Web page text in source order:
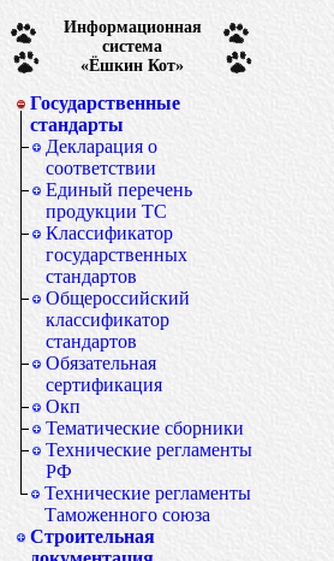
Информационная
система
«Ёшкин Кот»
Государственные
стандарты
Декларация о
соответствии
Единый перечень
продукции ТС
Классификатор
государственных
стандартов
Общероссийский
классификатор
стандартов
Обязательная
сертификация
Окп
Тематические сборники
Технические регламенты
РФ
Технические регламенты
Таможенного союза
Строительная